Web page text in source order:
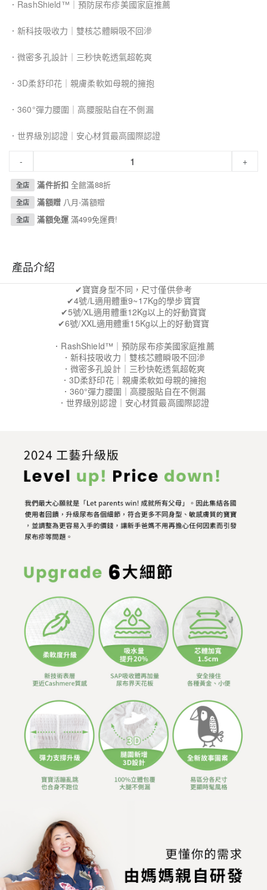
．RashShield™｜預防尿布疹美國家庭推薦
．新科技吸收力｜雙核芯體瞬吸不回滲
．微密多孔設計｜三秒快乾透氣超乾爽
．3D柔舒印花｜親膚柔軟如母親的擁抱
．360°彈力腰圍｜高腰服貼自在不側漏
．世界級別認證｜安心材質最高國際認證
- +
全店 滿件折扣全館滿88折
全店 滿額贈 八月-滿額贈
全店 滿額免運滿499免運費!
產品介紹
✔寶寶身型不同，尺寸僅供參考
✔4號/L適用體重9~17Kg的學步寶寶
✔5號/XL適用體重12Kg以上的好動寶寶
✔6號/XXL適用體重15Kg以上的好動寶寶
．RashShield™｜預防尿布疹美國家庭推薦
．新科技吸收力｜雙核芯體瞬吸不回滲
．微密多孔設計｜三秒快乾透氣超乾爽
．3D柔舒印花｜親膚柔軟如母親的擁抱
．360°彈力腰圍｜高腰服貼自在不側漏
．世界級別認證｜安心材質最高國際認證